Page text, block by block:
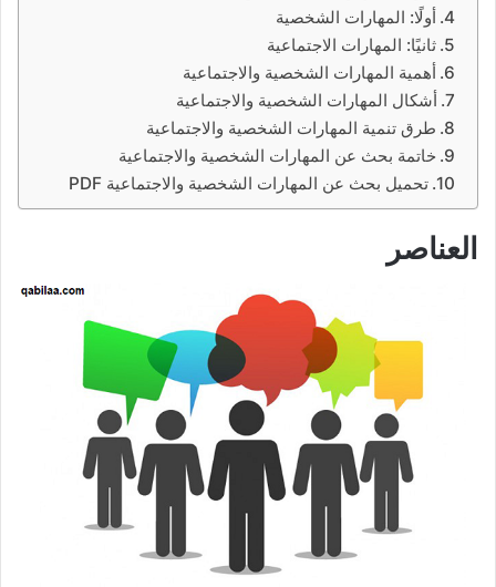
أولًا: المهارات الشخصية
ثانيًا: المهارات الاجتماعية
أهمية المهارات الشخصية والاجتماعية
أشكال المهارات الشخصية والاجتماعية
طرق تنمية المهارات الشخصية والاجتماعية
خاتمة بحث عن المهارات الشخصية والاجتماعية
تحميل بحث عن المهارات الشخصية والاجتماعية PDF
العناصر